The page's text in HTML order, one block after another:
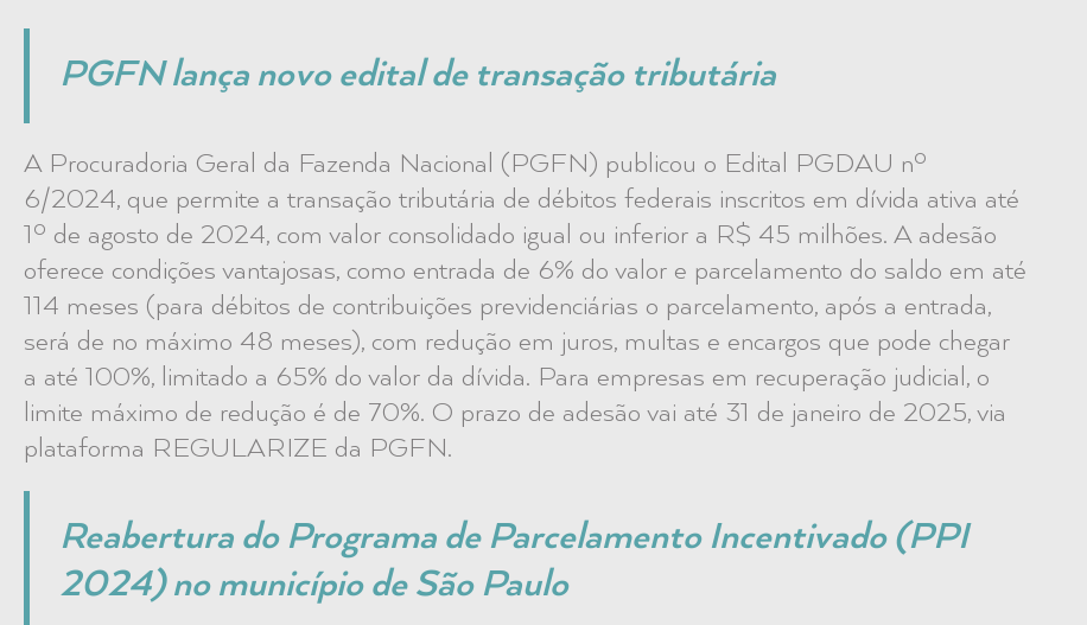
PGFN lança novo edital de transação tributária
A Procuradoria Geral da Fazenda Nacional (PGFN) publicou o Edital PGDAU nº
6/2024, que permite a transação tributária de débitos federais inscritos em dívida ativa até
1º de agosto de 2024, com valor consolidado igual ou inferior a R$ 45 milhões. A adesão
oferece condições vantajosas, como entrada de 6% do valor e parcelamento do saldo em até
114 meses (para débitos de contribuições previdenciárias o parcelamento, após a entrada,
será de no máximo 48 meses), com redução em juros, multas e encargos que pode chegar
a até 100%, limitado a 65% do valor da dívida. Para empresas em recuperação judicial, o
limite máximo de redução é de 70%. O prazo de adesão vai até 31 de janeiro de 2025, via
plataforma REGULARIZE da PGFN.
Reabertura do Programa de Parcelamento Incentivado (PPI
2024) no município de São Paulo